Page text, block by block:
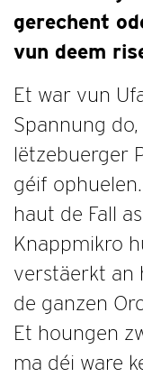
gerechent
vun deem
Et war vun
Spannung
lëtzebuerger
géif
haut de Fall
Knappmikro
verstäerkt an
de ganzen
Et houngen
ma déi ware